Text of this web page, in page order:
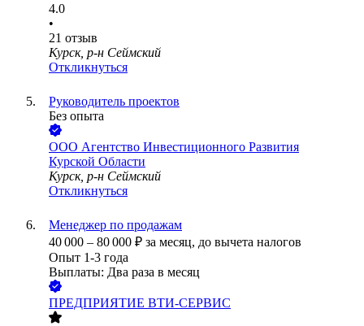
4.0
•
21 отзыв
Курск, р-н Сеймский
Откликнуться
Руководитель проектов
Без опыта
ООО Агентство Инвестиционного Развития
Курской Области
Курск, р-н Сеймский
Откликнуться
Менеджер по продажам
40 000 – 80 000 ₽ за месяц, до вычета налогов
Опыт 1-3 года
Выплаты: Два раза в месяц
ПРЕДПРИЯТИЕ ВТИ-СЕРВИС